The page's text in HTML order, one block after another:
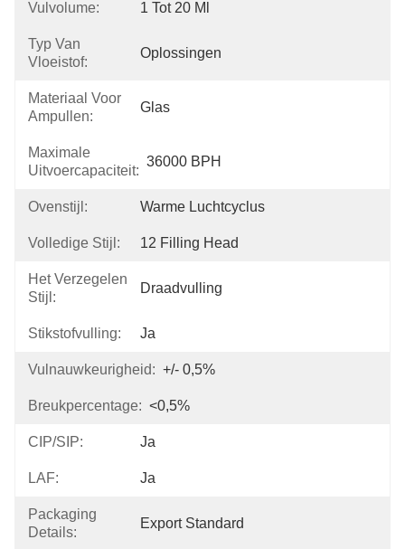
Vulvolume: 1 Tot 20 Ml
Typ Van
Vloeistof:
Oplossingen
Materiaal Voor
Ampullen:
Glas
Maximale
Uitvoercapaciteit:
36000 BPH
Ovenstijl: Warme Luchtcyclus
Volledige Stijl: 12 Filling Head
Het Verzegelen
Stijl:
Draadvulling
Stikstofvulling: Ja
Vulnauwkeurigheid: +/- 0,5%
Breukpercentage: <0,5%
CIP/SIP: Ja
LAF: Ja
Packaging
Details:
Export Standard